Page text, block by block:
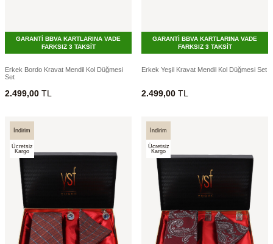
GARANTİ BBVA KARTLARINA VADE
FARKSIZ 3 TAKSİT
Erkek Bordo Kravat Mendil Kol Düğmesi
Set
2.499,00 TL
GARANTİ BBVA KARTLARINA VADE
FARKSIZ 3 TAKSİT
Erkek Yeşil Kravat Mendil Kol Düğmesi Set
2.499,00 TL
İndirim
Ücretsiz
Kargo
İndirim
Ücretsiz
Kargo